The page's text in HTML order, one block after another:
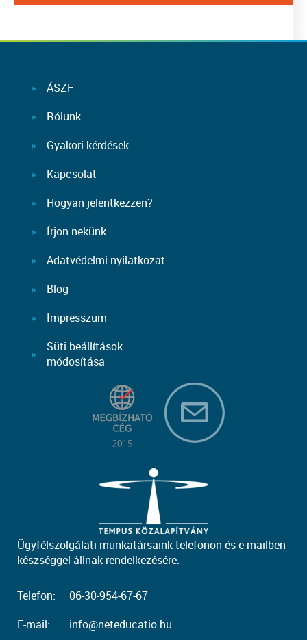
ÁSZF
Rólunk
Gyakori kérdések
Kapcsolat
Hogyan jelentkezzen?
Írjon nekünk
Adatvédelmi nyilatkozat
Blog
Impresszum
Süti beállítások
módosítása
Ügyfélszolgálati munkatársaink telefonon és e-mailben
készséggel állnak rendelkezésére.
Telefon:
06-30-954-67-67
E-mail:
info@neteducatio.hu